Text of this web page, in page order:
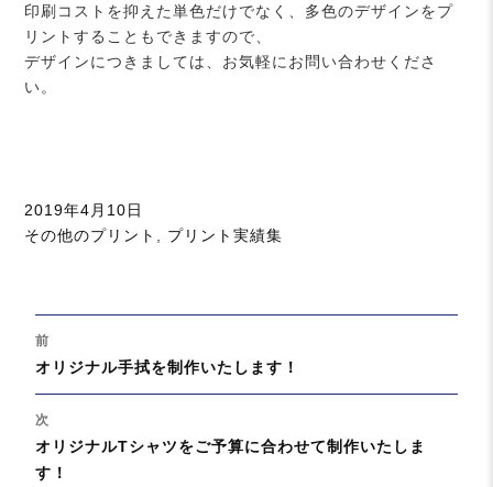
印刷コストを抑えた単色だけでなく、多色のデザインをプ
リントすることもできますので、
デザインにつきましては、お気軽にお問い合わせくださ
い。
投
稿
2019年4月10日
カ
ー
その他のプリント プリント実績集
稿
ナ
ビ
ゲ
ー
シ
前
過
去
の
投
稿:
オリジナル手拭を制作いたします！
次
次
の
オリジナルTシャツをご予算に合わせて制作いたしま
す！